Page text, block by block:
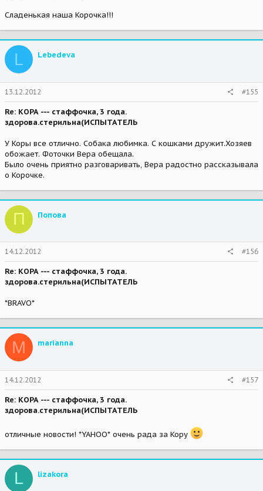
Сладенькая наша Корочка!!!
L Lebedeva
13.12.2012 #155
Re: КОРА --- стаффочка, 3 года.
здорова.стерильна(ИСПЫТАТЕЛЬ
У Коры все отлично. Собака любимка. С кошками дружит.Хозяев
обожает. Фоточки Вера обещала.
Было очень приятно разговаривать, Вера радостно рассказывала
о Корочке.
П Попова
14.12.2012 #156
Re: КОРА --- стаффочка, 3 года.
здорова.стерильна(ИСПЫТАТЕЛЬ
*BRAVO*
M marianna
14.12.2012 #157
Re: КОРА --- стаффочка, 3 года.
здорова.стерильна(ИСПЫТАТЕЛЬ
отличные новости! *YAHOO* очень рада за Кору
L lizakora